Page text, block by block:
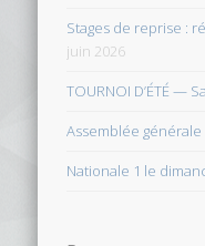
Stages de reprise :
juin 2026
TOURNOI D’ÉTÉ —
Assemblée générale
Nationale 1 le